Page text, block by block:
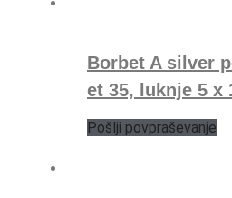
Borbet A silver
et 35, luknje 5 x
Pošlji povpraševanje